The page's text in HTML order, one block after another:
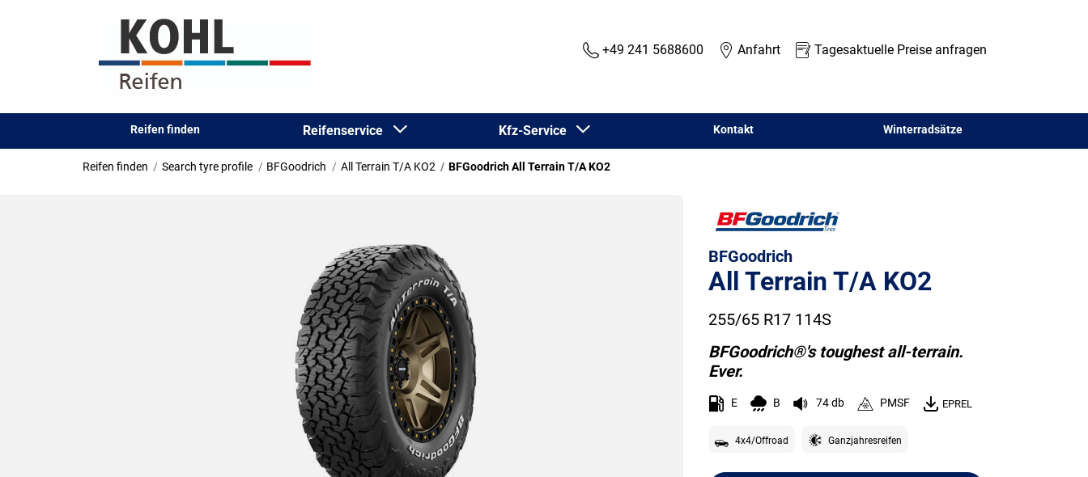
+49 241 5688600 Anfahrt Tagesaktuelle Preise anfragen
Reifen finden Reifenservice Kfz-Service Kontakt Winterradsätze
Reifen finden Search tyre profile BFGoodrich All Terrain T/A KO2 BFGoodrich All Terrain T/A KO2
BFGoodrich
All Terrain T/A KO2
255/65 R17 114S
BFGoodrich®'s toughest all-terrain.
Ever.
E B 74 db PMSF EPREL
4x4/Offroad Ganzjahresreifen